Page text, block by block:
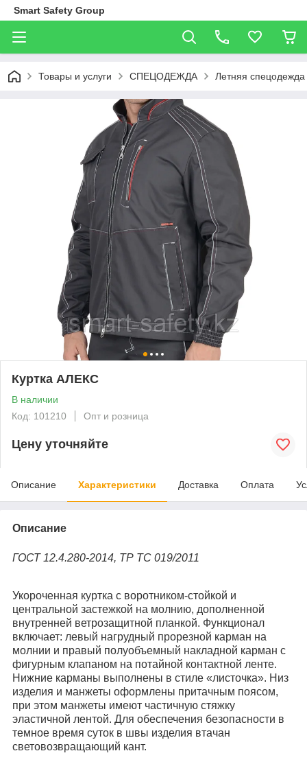
Smart Safety Group
Товары и услуги СПЕЦОДЕЖДА Летняя спецодежда
Куртка АЛЕКС
В наличии
Код: 101210
Опт и розница
Цену уточняйте
Описание Характеристики Доставка Оплата
Описание
ГОСТ 12.4.280-2014, ТР ТС 019/2011
Укороченная куртка с воротником-стойкой и
центральной застежкой на молнию, дополненной
внутренней ветрозащитной планкой. Функционал
включает: левый нагрудный прорезной карман на
молнии и правый полуобъемный накладной карман с
фигурным клапаном на потайной контактной ленте.
Нижние карманы выполнены в стиле «листочка». Низ
изделия и манжеты оформлены притачным поясом,
при этом манжеты имеют частичную стяжку
эластичной лентой. Для обеспечения безопасности в
темное время суток в швы изделия втачан
световозвращающий кант.